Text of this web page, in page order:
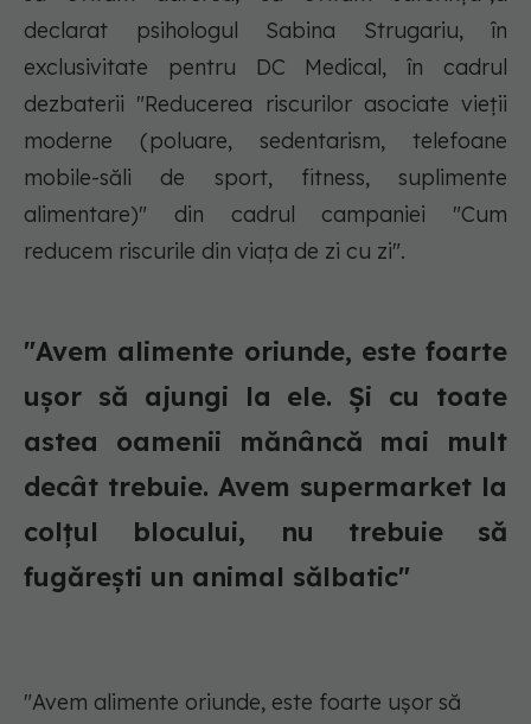
declarat psihologul Sabina Strugariu, în
exclusivitate pentru DC Medical, în cadrul
dezbaterii "Reducerea riscurilor asociate vieții
moderne (poluare, sedentarism, telefoane
mobile-săli de sport, fitness, suplimente
alimentare)" din cadrul campaniei "Cum
reducem riscurile din viața de zi cu zi".
"Avem alimente oriunde, este foarte
ușor să ajungi la ele. Și cu toate
astea oamenii mănâncă mai mult
decât trebuie. Avem supermarket la
colțul blocului, nu trebuie să
fugărești un animal sălbatic"
"Avem alimente oriunde, este foarte ușor să